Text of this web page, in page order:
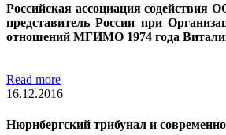
Российская ассоциация содействия
представитель России при
отношений МГИМО 1974 года
Read more
16.12.2016
Нюрнбергский трибунал и